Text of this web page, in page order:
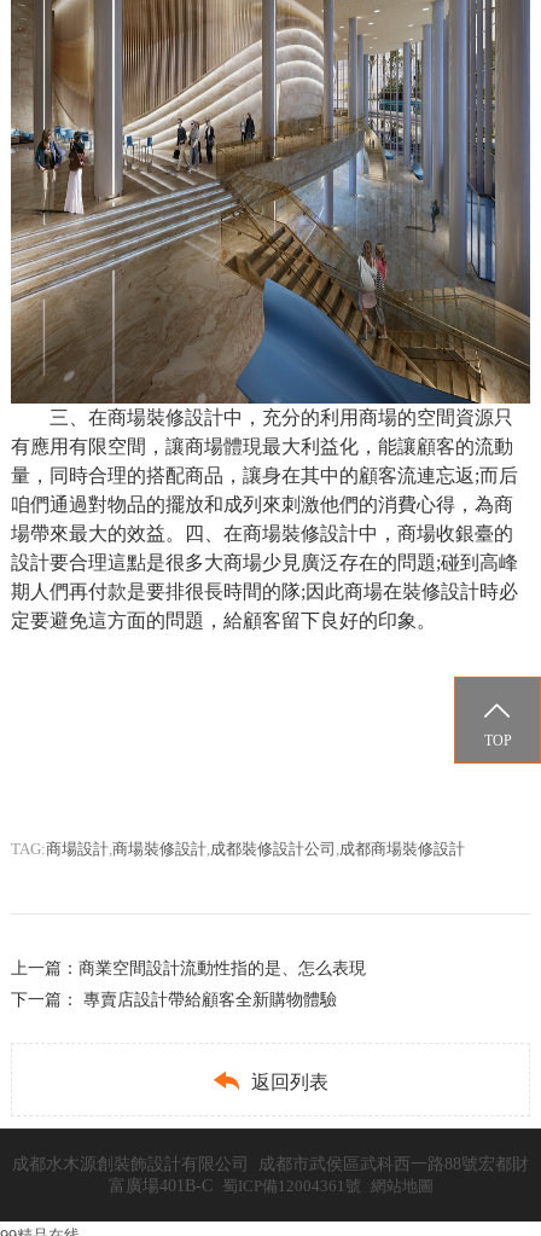
三、在商場裝修設計中，充分的利用商場的空間資源只
有應用有限空間，讓商場體現最大利益化，能讓顧客的流動
量，同時合理的搭配商品，讓身在其中的顧客流連忘返;而后
咱們通過對物品的擺放和成列來刺激他們的消費心得，為商
場帶來最大的效益。四、在商場裝修設計中，商場收銀臺的
設計要合理這點是很多大商場少見廣泛存在的問題;碰到高峰
期人們再付款是要排很長時間的隊;因此商場在裝修設計時必
定要避免這方面的問題，給顧客留下良好的印象。
TAG:商場設計,商場裝修設計,成都裝修設計公司 ,成都商場裝修設計
上一篇： 商業空間設計流動性指的是、怎么表現
下一篇： 專賣店設計帶給顧客全新購物體驗
 返回列表
成都水木源創裝飾設計有限公司 成都市武侯區武科西一路88號宏都財
富廣場401B-C 蜀ICP備12004361號 網站地圖

TOP